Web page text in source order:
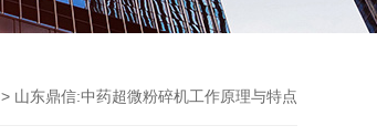
> 山东鼎信:中药超微粉碎机工作原理与特点